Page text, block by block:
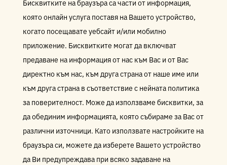
Бисквитките на браузъра са части от информация,
която онлайн услуга поставя на Вашето устройство,
когато посещавате уебсайт и/или мобилно
приложение. Бисквитките могат да включват
предаване на информация от нас към Вас и от Вас
директно към нас, към друга страна от наше име или
към друга страна в съответствие с нейната политика
за поверителност. Може да използваме бисквитки, за
да обединим информацията, която събираме за Вас от
различни източници. Като използвате настройките на
браузъра си, можете да изберете Вашето устройство
да Ви предупреждава при всяко задаване на